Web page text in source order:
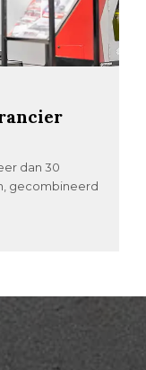
dan 30
gecombineerd